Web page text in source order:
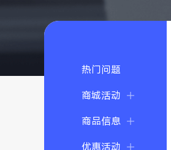
热门问题
商城活动
商品信息
优惠活动